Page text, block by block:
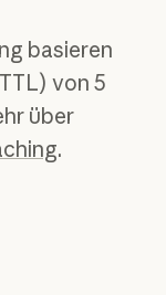
basieren
von 5
über
.